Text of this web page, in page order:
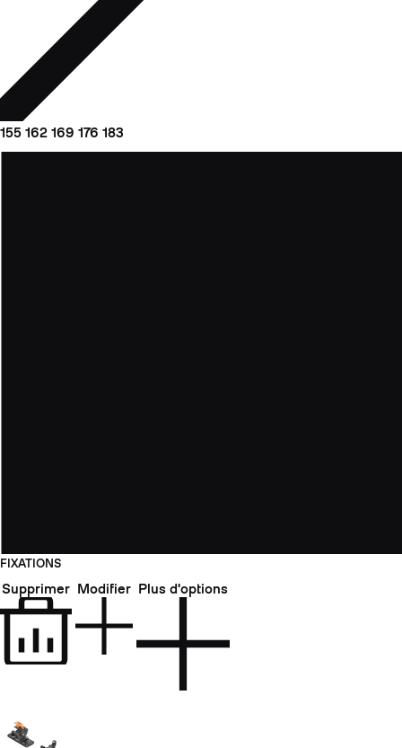
155 162 169 176 183
FIXATIONS
Supprimer Modifier Plus d'options